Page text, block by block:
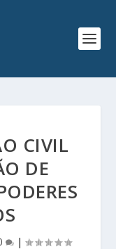
CIVIL
DE
|